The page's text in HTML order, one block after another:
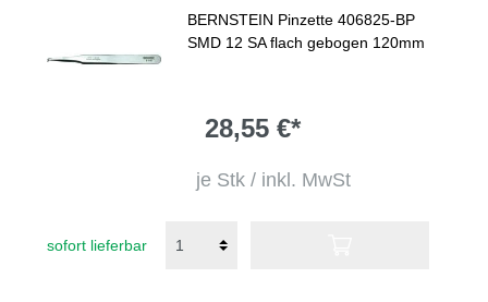
BERNSTEIN Pinzette 406825-BP
SMD 12 SA flach gebogen 120mm
28,55 €*
je Stk / inkl. MwSt
sofort lieferbar